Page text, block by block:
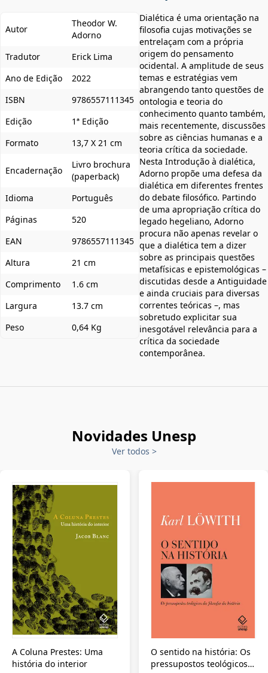
Autor
Theodor W.
Adorno
Tradutor
Erick Lima
Ano de Edição
2022
ISBN
9786557111345
Edição
1ª Edição
Formato
13,7 X 21 cm
Encadernação
Livro brochura
(paperback)
Idioma
Português
Páginas
520
EAN
9786557111345
Altura
21 cm
Comprimento
1.6 cm
Largura
13.7 cm
Peso
0,64 Kg
Dialética é uma orientação na
filosofia cujas motivações se
entrelaçam com a própria
origem do pensamento
ocidental. A amplitude de seus
temas e estratégias vem
abrangendo tanto questões de
ontologia e teoria do
conhecimento quanto também,
mais recentemente, discussões
sobre as ciências humanas e a
teoria crítica da sociedade.
Nesta Introdução à dialética,
Adorno propõe uma defesa da
dialética em diferentes frentes
do debate filosófico. Partindo
de uma apropriação crítica do
legado hegeliano, Adorno
procura não apenas revelar o
que a dialética tem a dizer
sobre as principais questões
metafísicas e epistemológicas –
discutidas desde a Antiguidade
e ainda cruciais para diversas
correntes teóricas –, mas
sobretudo explicitar sua
inesgotável relevância para a
crítica da sociedade
contemporânea.
Novidades Unesp
Ver todos >
A Coluna Prestes: Uma
história do interior
O sentido na história: Os
pressupostos teológicos